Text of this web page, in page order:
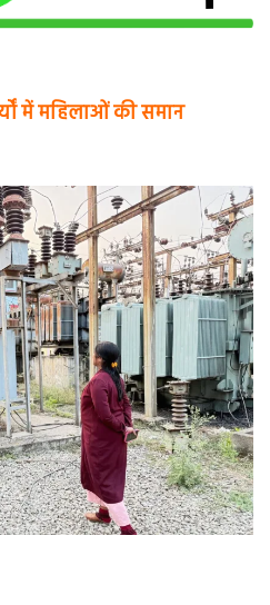
में महिलाओं की समान